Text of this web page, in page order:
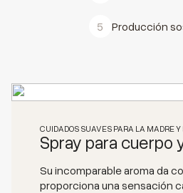
5 Producción
CUIDADOS SUAVES PARA LA MADRE Y
Spray para cuerpo
Su incomparable aroma da
proporciona una sensación